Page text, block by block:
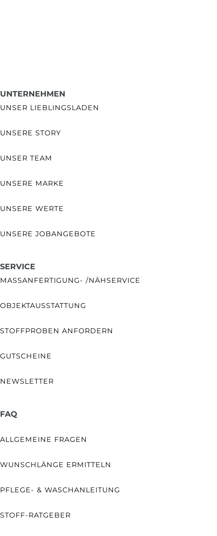
UNTERNEHMEN
UNSER LIEBLINGSLADEN
UNSERE STORY
UNSER TEAM
UNSERE MARKE
UNSERE WERTE
UNSERE JOBANGEBOTE
SERVICE
MASSANFERTIGUNG- /NÄHSERVICE
OBJEKTAUSSTATTUNG
STOFFPROBEN ANFORDERN
GUTSCHEINE
NEWSLETTER
FAQ
ALLGEMEINE FRAGEN
WUNSCHLÄNGE ERMITTELN
PFLEGE- & WASCHANLEITUNG
STOFF-RATGEBER